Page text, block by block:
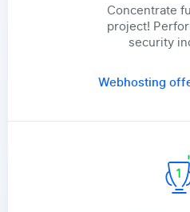
Concentrate
project!
security
Webhosting